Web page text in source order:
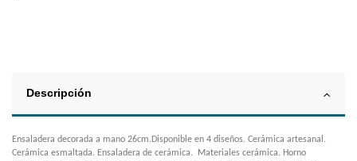
Descripción
Ensaladera decorada a mano 26cm.Disponible en 4 diseños. Cerámica artesanal.
Cerámica esmaltada. Ensaladera de cerámica. Materiales cerámica. Horno